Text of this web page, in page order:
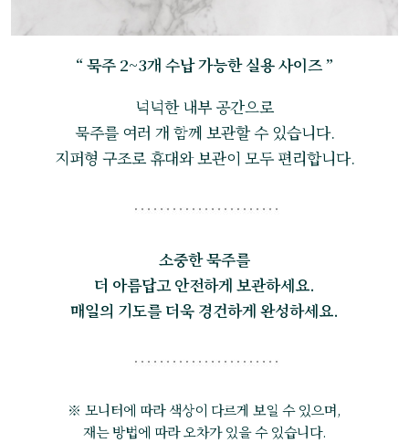
“ 묵주 2~3개 수납 가능한 실용 사이즈 ”
넉넉한 내부 공간으로
묵주를 여러 개 함께 보관할 수 있습니다.
지퍼형 구조로 휴대와 보관이 모두 편리합니다.
소중한 묵주를
더 아름답고 안전하게 보관하세요.
매일의 기도를 더욱 경건하게 완성하세요.
※ 모니터에 따라 색상이 다르게 보일 수 있으며,
재는 방법에 따라 오차가 있을 수 있습니다.